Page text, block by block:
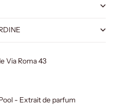
Via Roma 43
- Extrait de parfum